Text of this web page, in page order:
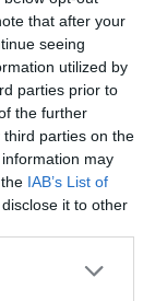
that after your
seeing
utilized by
parties prior to
the further
parties on the
may
IAB’s List of
it to other
a calar. No es tan
exalcalde como
de la Valencia
jugaba en
el Ja(r)que
2027.La última
Con Ribó
Algunas voces
en la
barco. Por su
de la